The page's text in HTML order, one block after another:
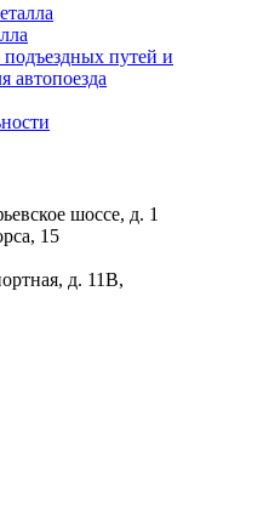
путей и
автопоезда
шоссе, д. 1
15
д. 11В,